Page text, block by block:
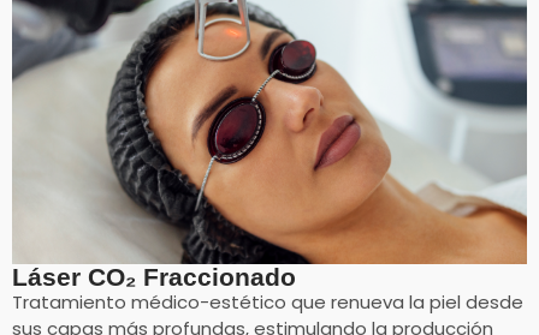
Láser CO₂ Fraccionado
Tratamiento médico-estético que renueva la piel desde
sus capas más profundas, estimulando la producción